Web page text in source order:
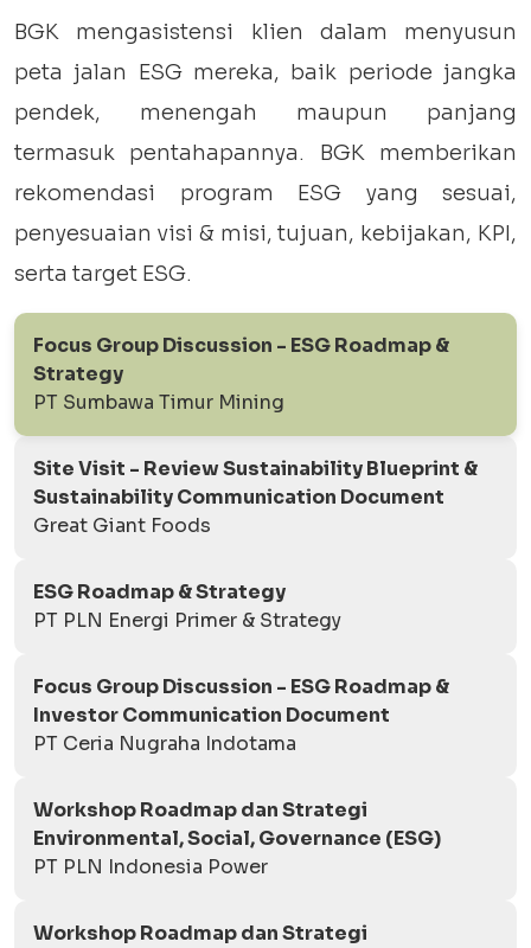
BGK mengasistensi klien dalam menyusun
peta jalan ESG mereka, baik periode jangka
pendek, menengah maupun panjang
termasuk pentahapannya. BGK memberikan
rekomendasi program ESG yang sesuai,
penyesuaian visi & misi, tujuan, kebijakan, KPI,
serta target ESG.
Focus Group Discussion - ESG Roadmap &
Strategy
PT Sumbawa Timur Mining
Site Visit - Review Sustainability Blueprint &
Sustainability Communication Document
Great Giant Foods
ESG Roadmap & Strategy
PT PLN Energi Primer & Strategy
Focus Group Discussion - ESG Roadmap &
Investor Communication Document
PT Ceria Nugraha Indotama
Workshop Roadmap dan Strategi
Environmental, Social, Governance (ESG)
PT PLN Indonesia Power
Workshop Roadmap dan Strategi